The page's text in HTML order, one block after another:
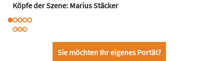
Köpfe der Szene: Marius Stäcker
Sie möchten Ihr eigenes Portät?